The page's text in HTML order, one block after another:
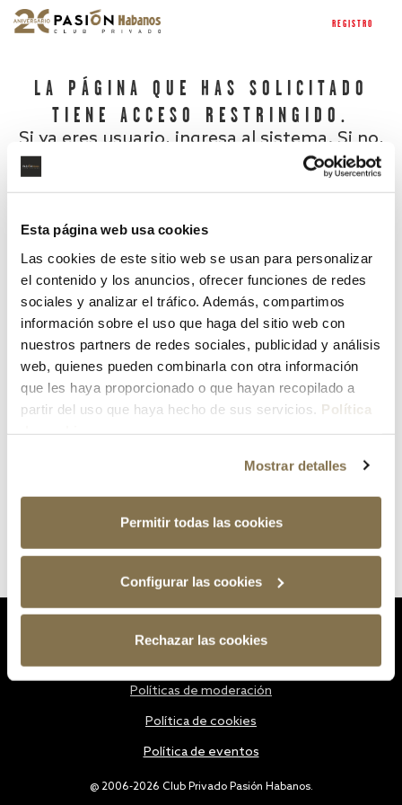
Esta página web usa cookies
Las cookies de este sitio web se usan para personalizar
el contenido y los anuncios, ofrecer funciones de redes
sociales y analizar el tráfico. Además, compartimos
información sobre el uso que haga del sitio web con
nuestros partners de redes sociales, publicidad y análisis
web, quienes pueden combinarla con otra información
que les haya proporcionado o que hayan recopilado a
partir del uso que haya hecho de sus servicios. Política
Mostrar detalles
Permitir todas las cookies
Configurar las cookies
Rechazar las cookies
REGISTRO
LA PÁGINA QUE HAS SOLICITADO
TIENE ACCESO RESTRINGIDO.
Si ya eres usuario, ingresa al sistema. Si no,
¿Has olvidado tu contraseña?
@ 2006-2026 Club Privado Pasión Habanos.
Políticas de moderación
Política de cookies
Política de eventos